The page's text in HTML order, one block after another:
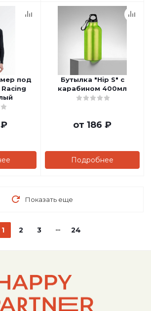
под
₽
Бутылка "Hip S" с
карабином 400мл
от 186 ₽
Подробнее
Показать еще
1 2 3 24